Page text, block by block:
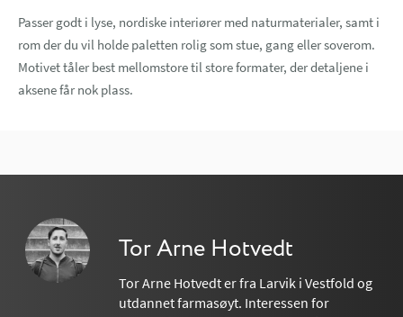
Passer godt i lyse, nordiske interiører med naturmaterialer, samt i
rom der du vil holde paletten rolig som stue, gang eller soverom.
Motivet tåler best mellomstore til store formater, der detaljene i
aksene får nok plass.
Tor Arne Hotvedt
Tor Arne Hotvedt er fra Larvik i Vestfold og
utdannet farmasøyt. Interessen for